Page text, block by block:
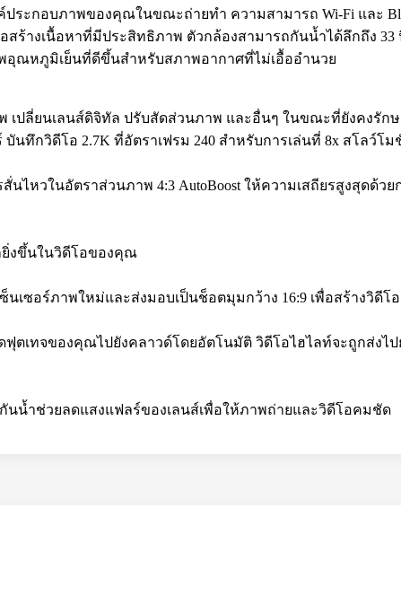
ระกอบภาพของคุณในขณะถ่ายทำ ความสามารถ Wi-Fi และ
างเนื้อหาที่มีประสิทธิภาพ ตัวกล้องสามารถกันน้ำได้ลึกถึง 33
อุณหภูมิเย็นที่ดีขึ้นสำหรับสภาพอากาศที่ไม่เอื้ออำนวย
เปลี่ยนเลนส์ดิจิทัล ปรับสัดส่วนภาพ และอื่นๆ ในขณะที่ยังคงรั
ทึกวิดีโอ 2.7K ที่อัตราเฟรม 240 สำหรับการเล่นที่ 8x สโลว์โม
สั่นไหวในอัตราส่วนภาพ 4:3 AutoBoost ให้ความเสถียรสูงสุดด้
ยิ่งขึ้นในวิดีโอของคุณ
นเซอร์ภาพใหม่และส่งมอบเป็นช็อตมุมกว้าง 16:9 เพื่อสร้างวิดีโ
ฟุตเทจของคุณไปยังคลาวด์โดยอัตโนมัติ วิดีโอไฮไลท์จะถูกส่ง
นน้ำช่วยลดแสงแฟลร์ของเลนส์เพื่อให้ภาพถ่ายและวิดีโอคมชัด